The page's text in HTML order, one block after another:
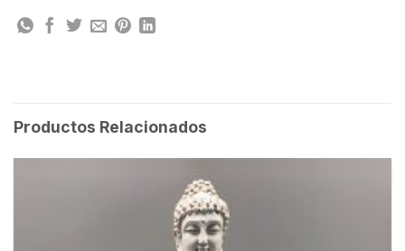
Productos Relacionados